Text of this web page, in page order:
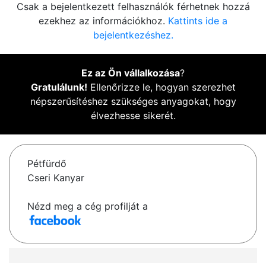
Csak a bejelentkezett felhasználók férhetnek hozzá
ezekhez az információkhoz. Kattints ide a
bejelentkezéshez.
Ez az Ön vállalkozása?
Gratulálunk! Ellenőrizze le, hogyan szerezhet
népszerűsítéshez szükséges anyagokat, hogy
élvezhesse sikerét.
Pétfürdő
Cseri Kanyar
Nézd meg a cég profilját a